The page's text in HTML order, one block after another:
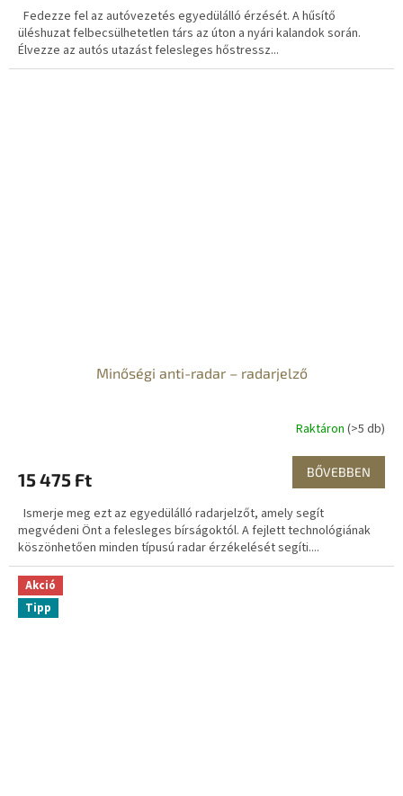
Fedezze fel az autóvezetés egyedülálló érzését. A hűsítő
üléshuzat felbecsülhetetlen társ az úton a nyári kalandok során.
Élvezze az autós utazást felesleges hőstressz...
Minőségi anti-radar – radarjelző
Raktáron (>5 db)
15 475 Ft BŐVEBBEN
Ismerje meg ezt az egyedülálló radarjelzőt, amely segít
megvédeni Önt a felesleges bírságoktól. A fejlett technológiának
köszönhetően minden típusú radar érzékelését segíti....
Akció
Tipp